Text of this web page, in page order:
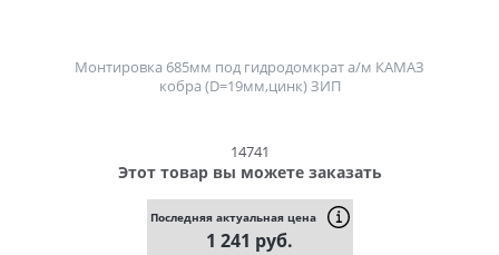
Монтировка 685мм под гидродомкрат а/м КАМАЗ
кобра (D=19мм,цинк) ЗИП
14741
Этот товар вы можете заказать
Последняя актуальная цена
1 241 руб.